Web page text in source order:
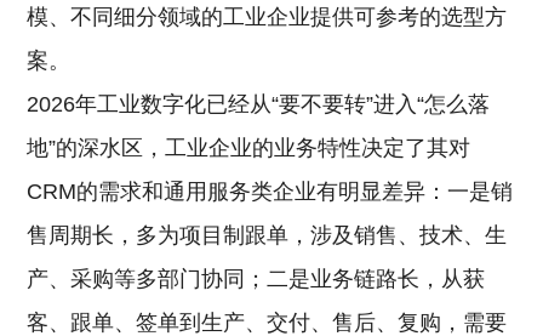
模、不同细分领域的工业企业提供可参考的选型方
案。
2026年工业数字化已经从“要不要转”进入“怎么落
地”的深水区，工业企业的业务特性决定了其对
CRM的需求和通用服务类企业有明显差异：一是销
售周期长，多为项目制跟单，涉及销售、技术、生
产、采购等多部门协同；二是业务链路长，从获
客、跟单、签单到生产、交付、售后、复购，需要